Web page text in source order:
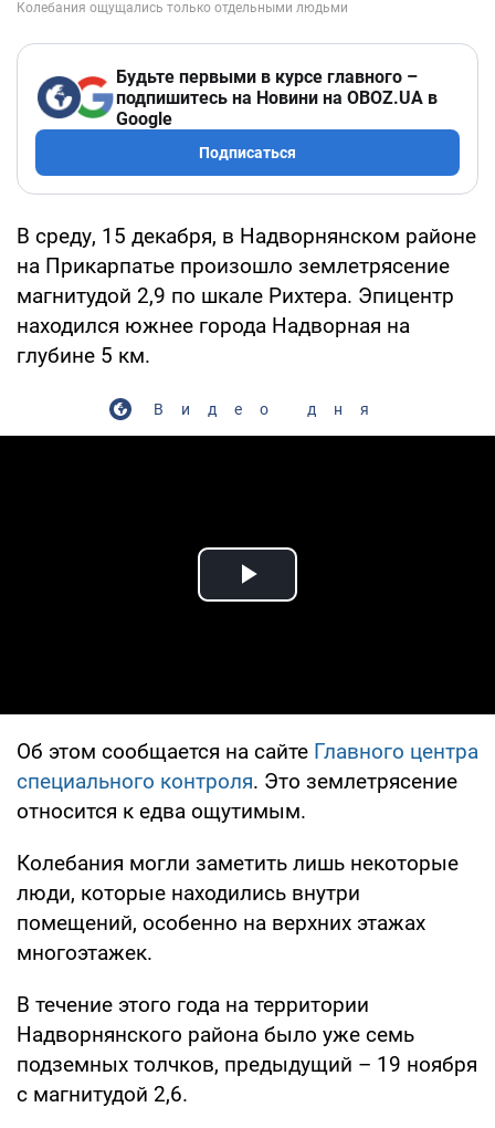
Будьте первыми в курсе главного –
подпишитесь на Новини на OBOZ.UA в
Google
Подписаться
В среду, 15 декабря, в Надворнянском районе
на Прикарпатье произошло землетрясение
магнитудой 2,9 по шкале Рихтера. Эпицентр
находился южнее города Надворная на
глубине 5 км.
Видео дня
Play Video
Об этом сообщается на сайте Главного центра
специального контроля. Это землетрясение
относится к едва ощутимым.
Колебания могли заметить лишь некоторые
люди, которые находились внутри
помещений, особенно на верхних этажах
многоэтажек.
В течение этого года на территории
Надворнянского района было уже семь
подземных толчков, предыдущий – 19 ноября
с магнитудой 2,6.